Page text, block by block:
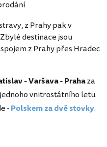
z Prahy pak v
destinace jsou
z Prahy přes Hradec
- Varšava - Prahaza
vnitrostátního letu.
-Polskem za dvě stovky.